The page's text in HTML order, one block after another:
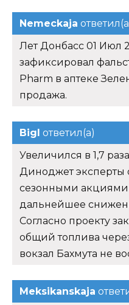
Nemeckaja
Лет Донбасс 01 Июл
зафиксировал
Pharm в аптеке
продажа.
Bigl ответил(а)
Увеличился в 1,7
Диноджет эксперты
сезонными
дальнейшее
Согласно проекту
общий топлива
вокзал Бахмута не
Meksikanskaja